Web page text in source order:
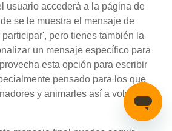
usuario accederá a la página de
se le muestra el mensaje de
pero tienes también la
un mensaje específico para
esta opción para escribir
pensado para los que
y animarles así a volver a